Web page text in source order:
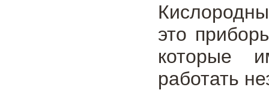
это
которые
работать